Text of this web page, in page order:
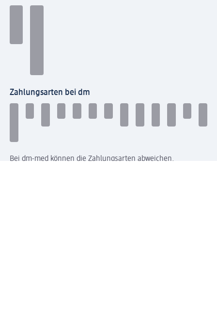
Zahlungsarten bei dm
Bei dm-med können die Zahlungsarten abweichen.